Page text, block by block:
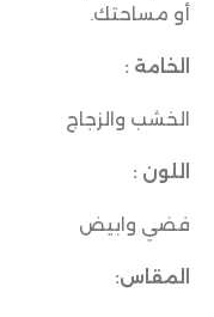
أو مساحتك.
الخامة :
الخشب والزجاج
اللون :
فضي وابيض
المقاس: